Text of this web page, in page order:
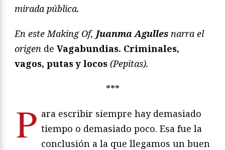
mirada pública.
En este Making Of, Juanma Agulles narra el
origen de Vagabundias. Criminales,
vagos, putas y locos (Pepitas).
***
P ara escribir siempre hay demasiado
tiempo o demasiado poco. Esa fue la
conclusión a la que llegamos un buen